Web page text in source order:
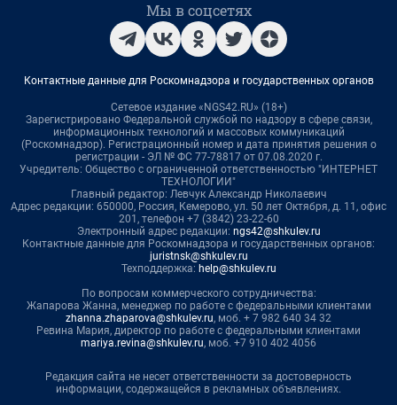
Мы в соцсетях
Контактные данные для Роскомнадзора и государственных органов
Сетевое издание «NGS42.RU» (18+)
Зарегистрировано Федеральной службой по надзору в сфере связи,
информационных технологий и массовых коммуникаций
(Роскомнадзор). Регистрационный номер и дата принятия решения о
регистрации - ЭЛ № ФС 77-78817 от 07.08.2020 г.
Учредитель: Общество с ограниченной ответственностью "ИНТЕРНЕТ
ТЕХНОЛОГИИ"
Главный редактор: Левчук Александр Николаевич
Адрес редакции: 650000, Россия, Кемерово, ул. 50 лет Октября, д. 11, офис
201, телефон +7 (3842) 23-22-60
Электронный адрес редакции: ngs42@shkulev.ru
Контактные данные для Роскомнадзора и государственных органов:
juristnsk@shkulev.ru
Техподдержка: help@shkulev.ru
По вопросам коммерческого сотрудничества:
Жапарова Жанна, менеджер по работе с федеральными клиентами
zhanna.zhaparova@shkulev.ru, моб. + 7 982 640 34 32
Ревина Мария, директор по работе с федеральными клиентами
mariya.revina@shkulev.ru, моб. +7 910 402 4056
Редакция сайта не несет ответственности за достоверность
информации, содержащейся в рекламных объявлениях.